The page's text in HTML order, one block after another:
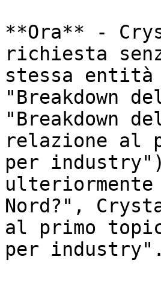
**Ora** -
richiesta
stessa entità
"Breakdown
"Breakdown
relazione al
per
ulteriormente
Nord?",
al primo
per industry".